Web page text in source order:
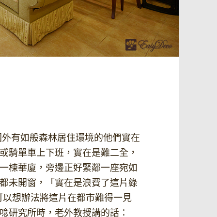
外有如般森林居住環境的他們實在
騎單車上下班，實在是難二全，
棟華廈，旁邊正好緊鄰一座宛如
未開窗，「實在是浪費了這片綠
以想辦法將這片在都市難得一見
研究所時，老外教授講的話：